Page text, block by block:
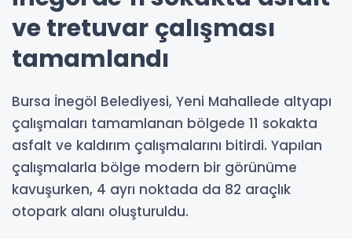
ve tretuvar çalışması
tamamlandı
Bursa İnegöl Belediyesi, Yeni Mahallede altyapı
çalışmaları tamamlanan bölgede 11 sokakta
asfalt ve kaldırım çalışmalarını bitirdi. Yapılan
çalışmalarla bölge modern bir görünüme
kavuşurken, 4 ayrı noktada da 82 araçlık
otopark alanı oluşturuldu.